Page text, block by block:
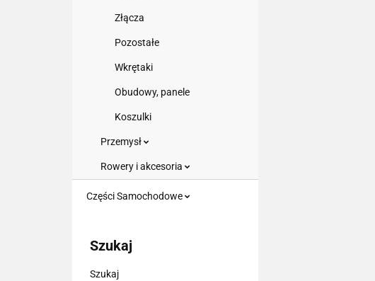
Złącza
Pozostałe
Wkrętaki
Obudowy, panele
Koszulki
Przemysł
Rowery i akcesoria
Części Samochodowe
Szukaj
Szukaj